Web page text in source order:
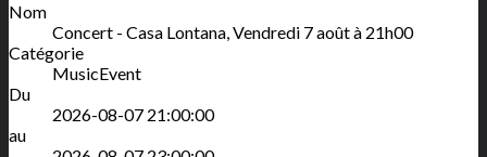
Nom
Concert - Casa Lontana, Vendredi 7 août à 21h00
Catégorie
MusicEvent
Du
2026-08-07 21:00:00
au